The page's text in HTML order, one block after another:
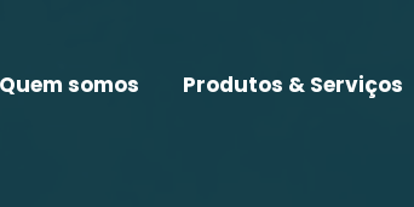
Quem somos Produtos & Serviços